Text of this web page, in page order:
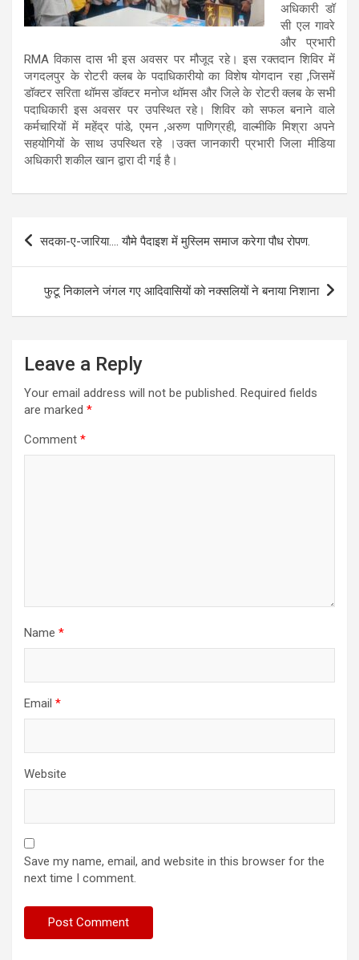
अधिकारी डॉ
सी एल गावरे
और प्रभारी
RMA विकास दास भी इस अवसर पर मौजूद रहे। इस रक्तदान शिविर में
जगदलपुर के रोटरी क्लब के पदाधिकारीयो का विशेष योगदान रहा ,जिसमें
डॉक्टर सरिता थॉमस डॉक्टर मनोज थॉमस और जिले के रोटरी क्लब के सभी
पदाधिकारी इस अवसर पर उपस्थित रहे। शिविर को सफल बनाने वाले
कर्मचारियों में महेंद्र पांडे, एमन ,अरुण पाणिग्रही, वाल्मीकि मिश्रा अपने
सहयोगियों के साथ उपस्थित रहे ।उक्त जानकारी प्रभारी जिला मीडिया
अधिकारी शकील खान द्वारा दी गई है।
Post
navigation
सदका-ए-जारिया…. यौमे पैदाइश में मुस्लिम समाज करेगा पौध रोपण.
फुटू निकालने जंगल गए आदिवासियों को नक्सलियों ने बनाया निशाना
Leave a Reply
Your email address will not be published. Required fields
are marked *
Comment *
Name *
Email *
Website
Save my name, email, and website in this browser for the
next time I comment.